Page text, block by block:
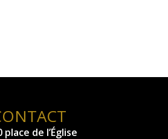
place de l’Église